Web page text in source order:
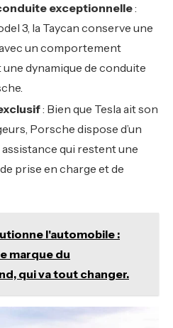
exceptionnelle:
3, la Taycan conserve une
un comportement
dynamique de conduite
: Bien que Tesla ait son
Porsche dispose d’un
qui restent une
prise en charge et de
l'automobile :
marque du
qui va tout changer.